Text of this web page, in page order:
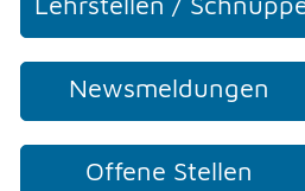
NOTFALL
TELEFON
Newsmeldungen
Offene Stellen